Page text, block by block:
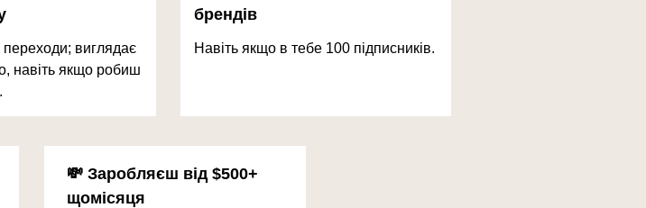
брендів
Навіть якщо в тебе 100 підписників.
переходи; виглядає
навіть якщо робиш
💸 Заробляєш від $500+
щомісяця